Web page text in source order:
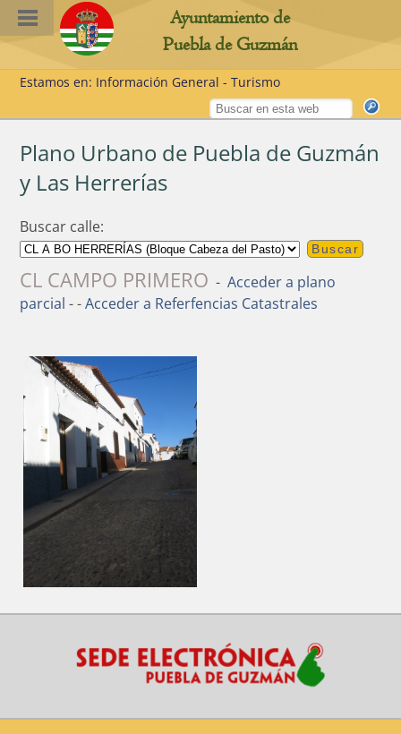
Ayuntamiento de
Puebla de Guzmán
Estamos en: Información General - Turismo
Plano Urbano de Puebla de Guzmán
y Las Herrerías
Buscar calle:
CL CAMPO PRIMERO - Acceder a plano
parcial - -Acceder a Referfencias Catastrales